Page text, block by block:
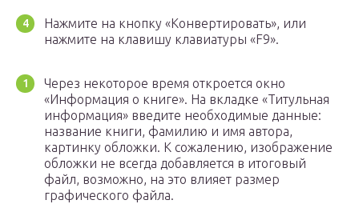
Нажмите на кнопку «Конвертировать», или
нажмите на клавишу клавиатуры «F9».
Через некоторое время откроется окно
«Информация о книге». На вкладке «Титульная
информация» введите необходимые данные:
название книги, фамилию и имя автора,
картинку обложки. К сожалению, изображение
обложки не всегда добавляется в итоговый
файл, возможно, на это влияет размер
графического файла.